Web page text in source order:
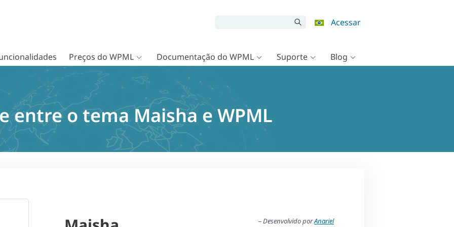
Acessar
Preços do WPML Documentação do WPML Suporte Blog
entre o tema Maisha e WPML
– Desenvolvido porAnariel